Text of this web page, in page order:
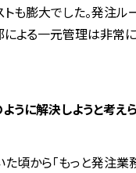
トも膨大でした。発注
による一元管理は非常
ように解決しようと考え
頃から「もっと発注